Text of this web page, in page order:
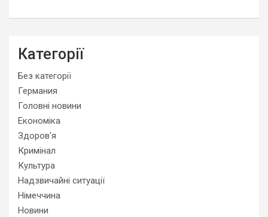
Категорії
Без категорії
Германия
Головні новини
Економіка
Здоров'я
Кримінал
Культура
Надзвичайні ситуації
Німеччина
Новини